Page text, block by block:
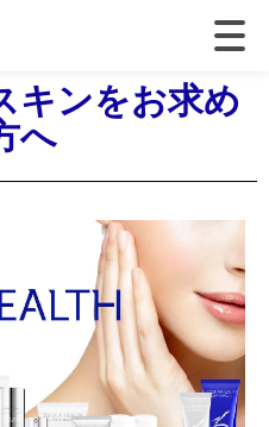
キンをお求め
へ